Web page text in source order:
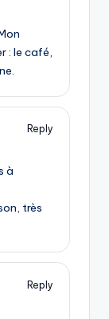
: le café,
Reply
à
très
Reply